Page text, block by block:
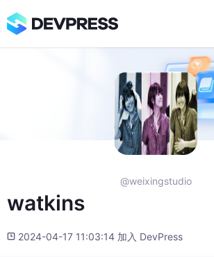
@weixingstudio
watkins
2024-04-17 11:03:14 加入 DevPress